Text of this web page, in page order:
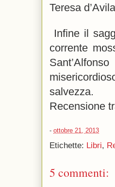
Teresa
Infine il
corrente
salvezza.
Recensione
- ottobre 21, 2013
Etichette: Libri,
5 commenti: